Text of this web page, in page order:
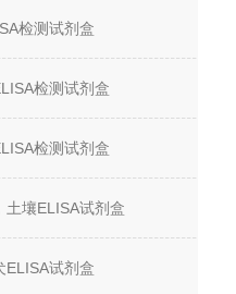
检测试剂盒
检测试剂盒
检测试剂盒
土壤ELISA试剂盒
ELISA试剂盒